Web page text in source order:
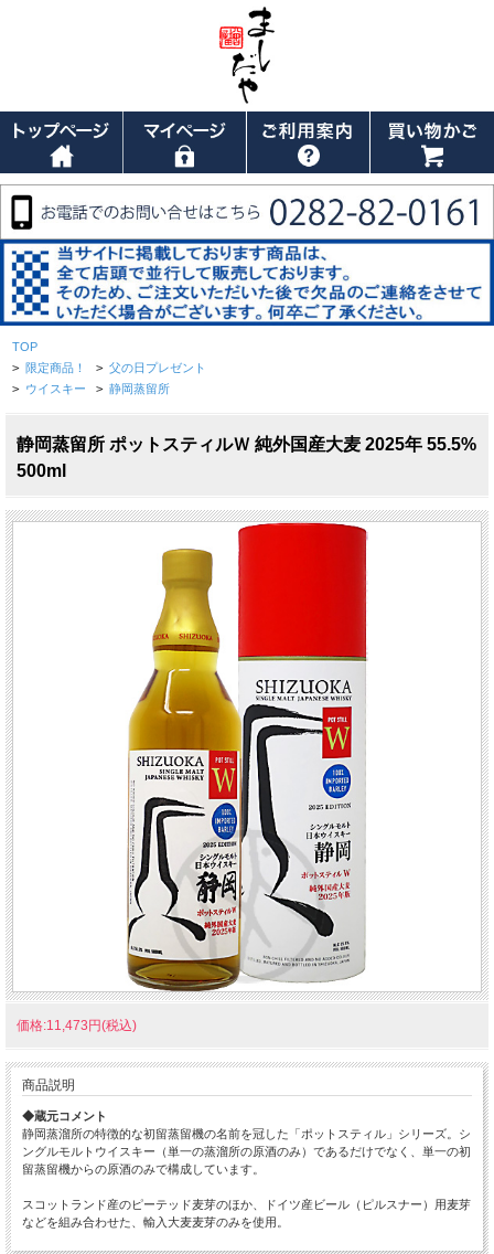
TOP
> 限定商品！ > 父の日プレゼント
> ウイスキー > 静岡蒸留所
静岡蒸留所 ポットスティルＷ 純外国産大麦 2025年 55.5%
500ml
価格:11,473円(税込)
商品説明
◆蔵元コメント
静岡蒸溜所の特徴的な初留蒸留機の名前を冠した「ポットスティル」シリーズ。シ
ングルモルトウイスキー（単一の蒸溜所の原酒のみ）であるだけでなく、単一の初
留蒸留機からの原酒のみで構成しています。
スコットランド産のピーテッド麦芽のほか、ドイツ産ビール（ピルスナー）用麦芽
などを組み合わせた、輸入大麦麦芽のみを使用。